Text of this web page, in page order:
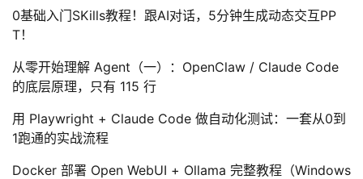
0基础入门SKills教程！跟AI对话，5分钟生成动态交互PP
T！
从零开始理解 Agent（一）：OpenClaw / Claude Code
的底层原理，只有 115 行
用 Playwright + Claude Code 做自动化测试：一套从0到
1跑通的实战流程
Docker 部署 Open WebUI + Ollama 完整教程（Windows